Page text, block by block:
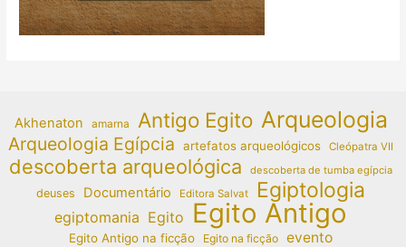
Akhenaton amarna Antigo Egito Arqueologia
Arqueologia Egípcia artefatos arqueológicos Cleópatra VII
descoberta arqueológica descoberta de tumba egípcia
deuses Documentário Editora Salvat Egiptologia
egiptomania Egito Egito Antigo
Egito Antigo na ficção Egito na ficção evento